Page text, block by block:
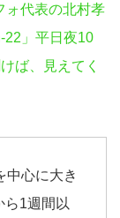
代表の北村孝
22」平日夜10
ば、見えてく
中心に大き
ら1週間以